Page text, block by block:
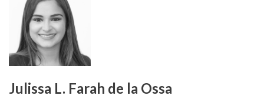
Julissa L. Farah de la Ossa